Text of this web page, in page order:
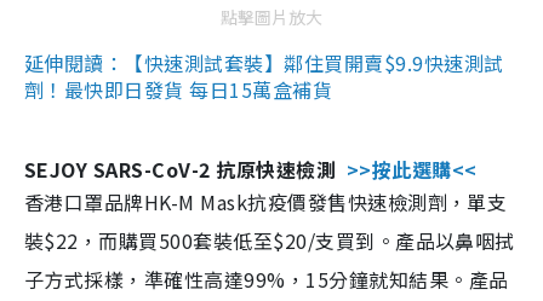
點擊圖片放大
延伸閱讀：【快速測試套裝】鄰住買開賣$9.9快速測試
劑！最快即日發貨 每日15萬盒補貨
SEJOY SARS-CoV-2 抗原快速檢測 >>按此選購<<
香港口罩品牌HK-M Mask抗疫價發售快速檢測劑，單支
裝$22，而購買500套裝低至$20/支買到。產品以鼻咽拭
子方式採樣，準確性高達99%，15分鐘就知結果。產品